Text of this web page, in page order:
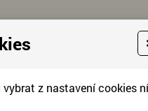
KONTAKTUJTE
z nastavení cookies